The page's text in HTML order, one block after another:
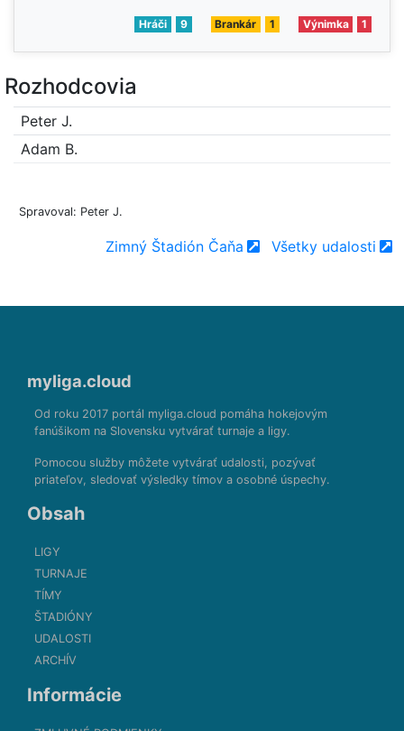
Hráči 9 Brankár 1 Výnimka 1
Rozhodcovia
Peter J.
Adam B.
Spravoval: Peter J.
Zimný Štadión Čaňa Všetky udalosti
myliga.cloud
Od roku 2017 portál myliga.cloud pomáha hokejovým
fanúšikom na Slovensku vytvárať turnaje a ligy.
Pomocou služby môžete vytvárať udalosti, pozývať
priateľov, sledovať výsledky tímov a osobné úspechy.
Obsah
LIGY
TURNAJE
TÍMY
ŠTADIÓNY
UDALOSTI
ARCHÍV
Informácie